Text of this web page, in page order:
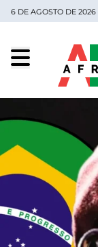
6 DE AGOSTO DE 2026